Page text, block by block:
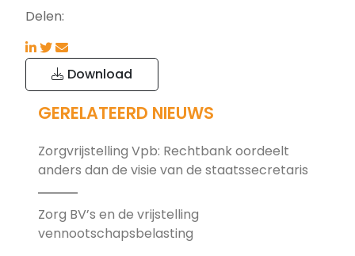
Delen:
Download
GERELATEERD NIEUWS
Zorgvrijstelling Vpb: Rechtbank oordeelt
anders dan de visie van de staatssecretaris
Zorg BV’s en de vrijstelling
vennootschapsbelasting